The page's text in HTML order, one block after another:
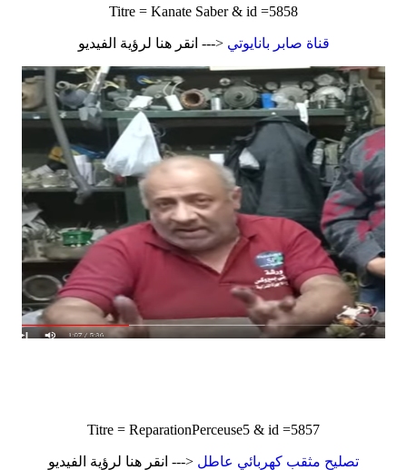
Titre = Kanate Saber & id =5858
قناة صابر بانايوتي <--- انقر هنا لرؤية الفيديو
Titre = ReparationPerceuse5 & id =5857
تصليح مثقب كهربائي عاطل <--- انقر هنا لرؤية الفيديو